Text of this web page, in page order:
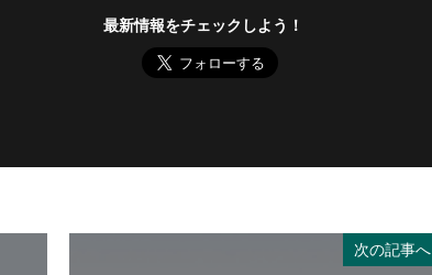
最新情報をチェックしよう！
次の記事へ